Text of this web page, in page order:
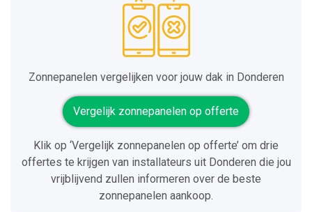
Zonnepanelen vergelijken voor jouw dak in Donderen
Vergelijk zonnepanelen op offerte
Klik op ‘Vergelijk zonnepanelen op offerte’ om drie
offertes te krijgen van installateurs uit Donderen die jou
vrijblijvend zullen informeren over de beste
zonnepanelen aankoop.